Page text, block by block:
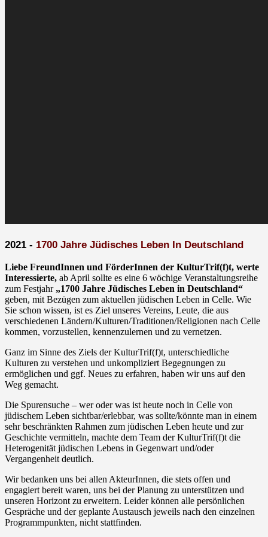
2021 - 1700 Jahre Jüdisches Leben In Deutschland
Liebe FreundInnen und FörderInnen der KulturTrif(f)t, werte
Interessierte, ab April sollte es eine 6 wöchige Veranstaltungsreihe
zum Festjahr„1700 Jahre Jüdisches Leben in Deutschland“
geben, mit Bezügen zum aktuellen jüdischen Leben in Celle. Wie
Sie schon wissen, ist es Ziel unseres Vereins, Leute, die aus
verschiedenen Ländern/Kulturen/Traditionen/Religionen nach Celle
kommen, vorzustellen, kennenzulernen und zu vernetzen.
Ganz im Sinne des Ziels der KulturTrif(f)t, unterschiedliche
Kulturen zu verstehen und unkompliziert Begegnungen zu
ermöglichen und ggf. Neues zu erfahren, haben wir uns auf den
Weg gemacht.
Die Spurensuche – wer oder was ist heute noch in Celle von
jüdischem Leben sichtbar/erlebbar, was sollte/könnte man in einem
sehr beschränkten Rahmen zum jüdischen Leben heute und zur
Geschichte vermitteln, machte dem Team der KulturTrif(f)t die
Heterogenität jüdischen Lebens in Gegenwart und/oder
Vergangenheit deutlich.
Wir bedanken uns bei allen AkteurInnen, die stets offen und
engagiert bereit waren, uns bei der Planung zu unterstützen und
unseren Horizont zu erweitern. Leider können alle persönlichen
Gespräche und der geplante Austausch jeweils nach den einzelnen
Programmpunkten, nicht stattfinden.